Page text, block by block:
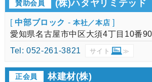
賛助会員 (株)ハタヤリミテッド
[中部ブロック - 本社／本店 ]
愛知県名古屋市中区大須4丁目10番
Tel: 052-261-3821
サイト ≫
正会員 林建材(株)